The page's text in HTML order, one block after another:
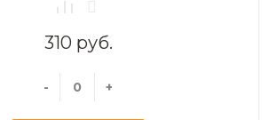
310 руб.
- +